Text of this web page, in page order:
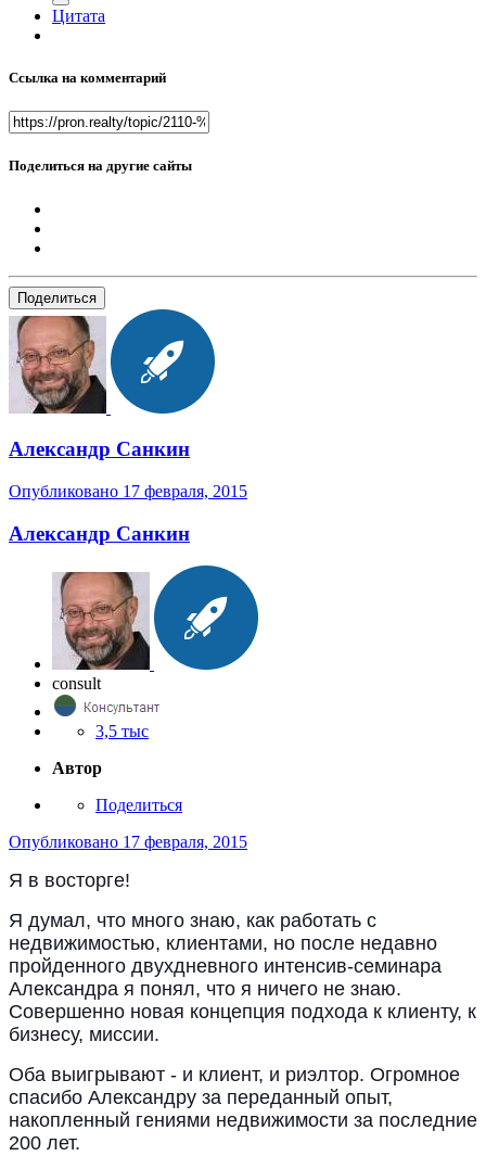
Цитата
Ссылка на комментарий
Поделиться на другие сайты
Поделиться
Александр Санкин
Опубликовано 17 февраля, 2015
Александр Санкин
consult
3,5 тыс
Автор
Поделиться
Опубликовано 17 февраля, 2015
Я в восторге!
Я думал, что много знаю, как работать с
недвижимостью, клиентами, но после недавно
пройденного двухдневного интенсив-семинара
Александра я понял, что я ничего не знаю.
Совершенно новая концепция подхода к клиенту, к
бизнесу, миссии.
Оба выигрывают - и клиент, и риэлтор. Огромное
спасибо Александру за переданный опыт,
накопленный гениями недвижимости за последние
200 лет.